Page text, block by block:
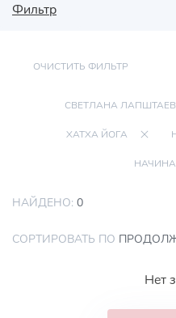
Фильтр
ОЧИСТИТЬ ФИЛЬТР
СВЕТЛАНА
ХАТХА ЙОГА
НАЙДЕНО: 0
СОРТИРОВАТЬ ПО
Нет